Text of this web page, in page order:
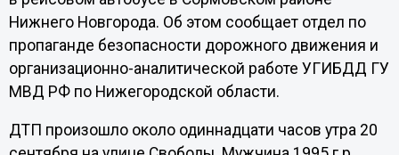
Нижнего Новгорода. Об этом сообщает отдел по
пропаганде безопасности дорожного движения и
организационно-аналитической работе УГИБДД ГУ
МВД РФ по Нижегородской области.
ДТП произошло около одиннадцати часов утра 20